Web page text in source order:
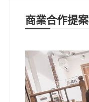
商業合作提案